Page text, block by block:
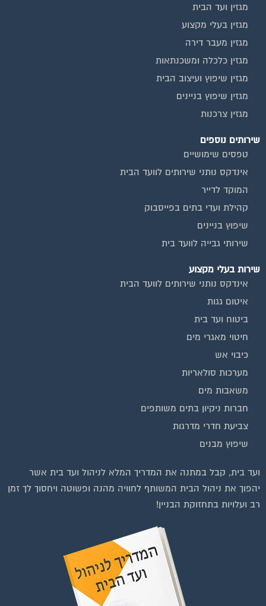
מגזין ועד הבית
מגזין בעלי מקצוע
מגזין מעבר דירה
מגזין כלכלה ומשכנתאות
מגזין שיפוץ ועיצוב הבית
מגזין שיפוץ בניינים
מגזין צרכנות
שירותים נוספים
טפסים שימושיים
אינדקס נותני שירותים לוועד הבית
המוקד לדייר
קהילת ועדי בתים בפייסבוק
שיפוץ בניינים
שירותי גבייה לוועד בית
שירות בעלי מקצוע
אינדקס נותני שירותים לוועד הבית
איטום גגות
ביטוח ועד בית
חיטוי מאגרי מים
כיבוי אש
מערכות סולאריות
משאבות מים
חברות ניקיון בתים משותפים
צביעת חדרי מדרגות
שיפוץ מבנים
ועד בית, קבל במתנה את המדריך המלא לניהול ועד בית אשר
יהפוך את ניהול הבית המשותף לחוויה מהנה ופשוטה ויחסוך לך זמן
רב ועלויות בתחזוקת הבניין!